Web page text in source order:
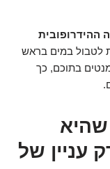
ההידרופובית
לטבול במים בראש
בתוכם, כך
שהיא
עניין של